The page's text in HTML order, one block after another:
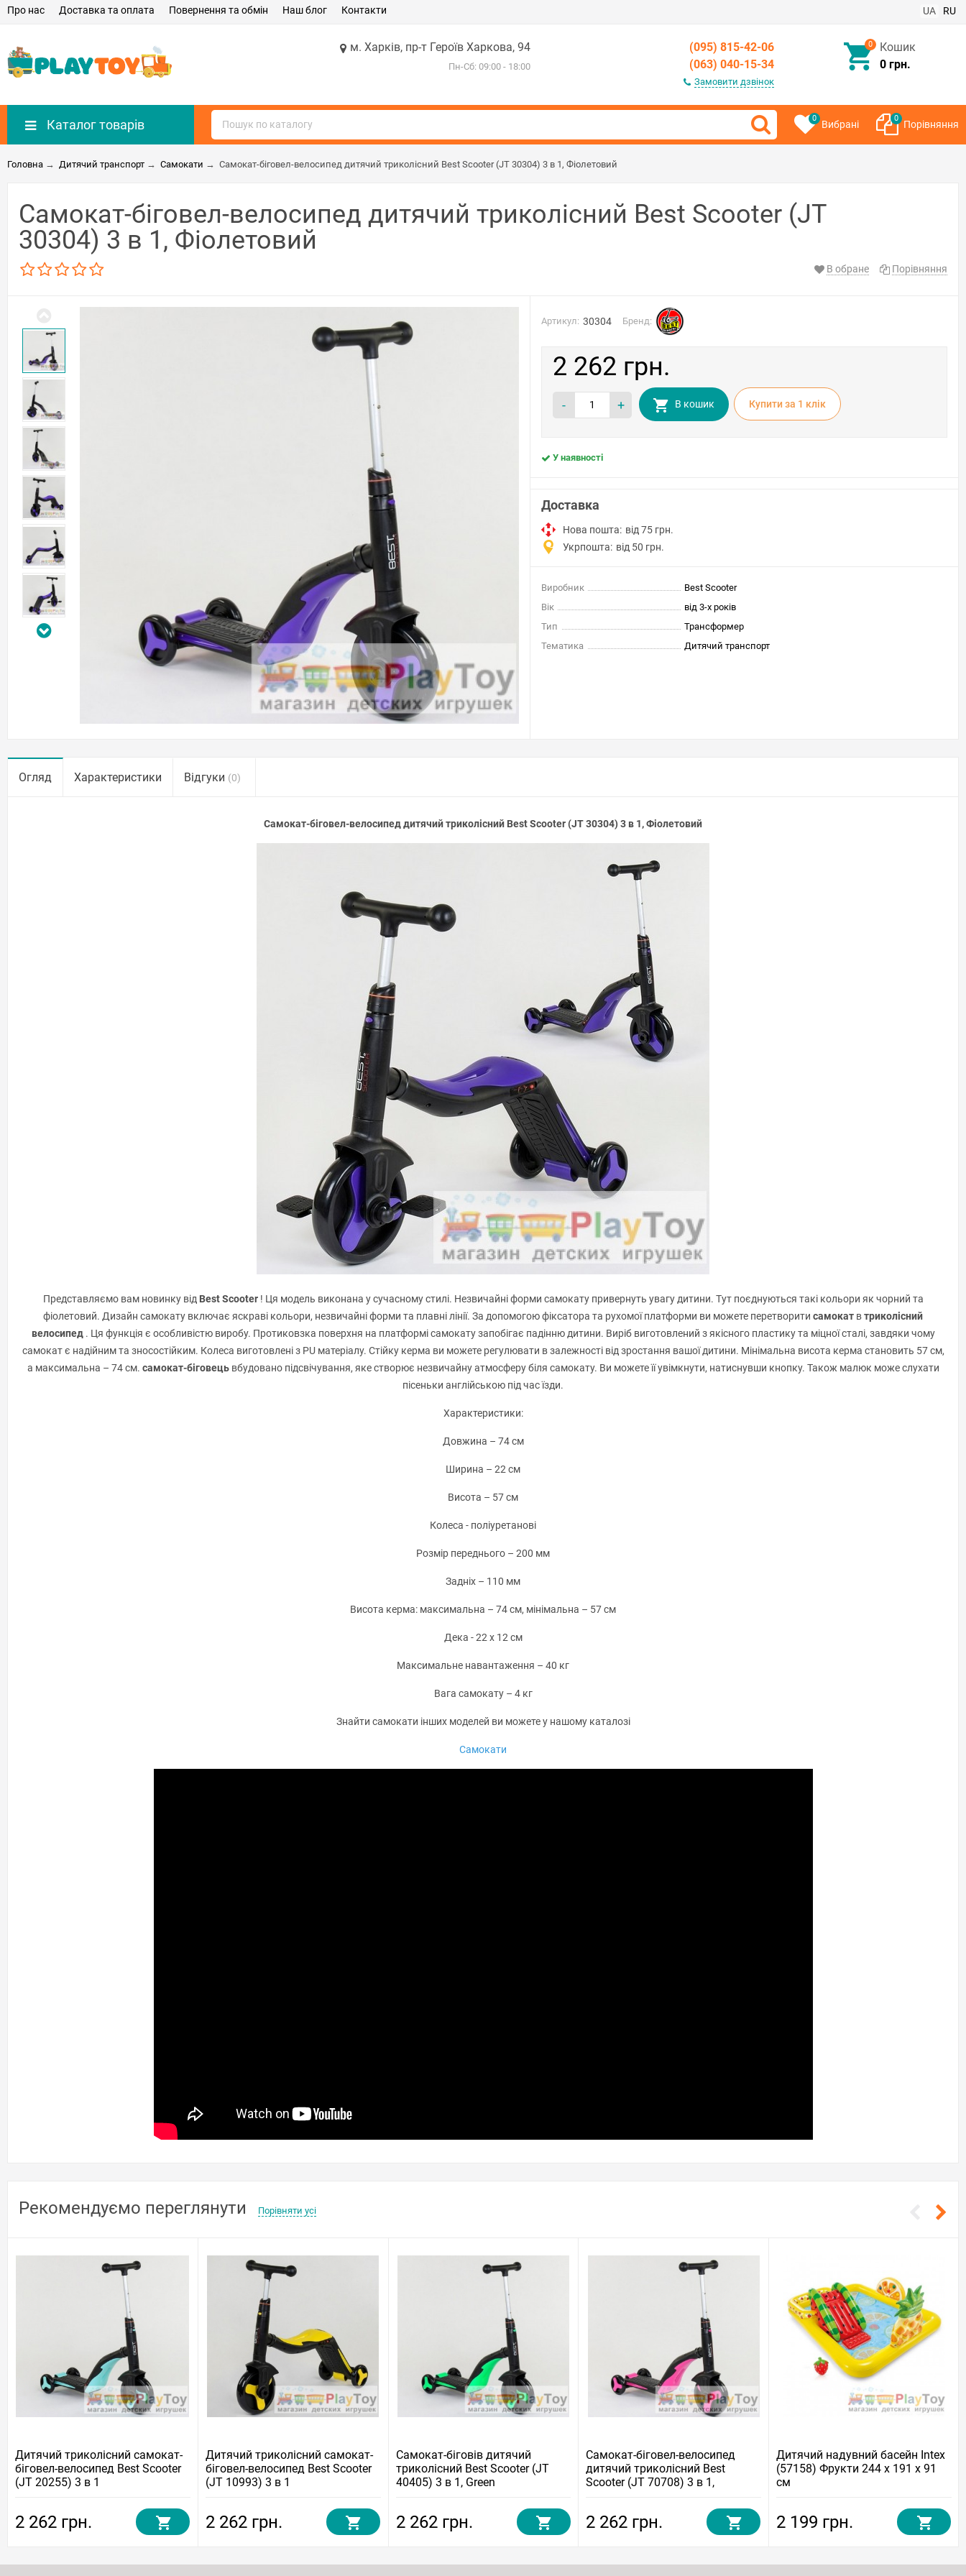
UA RU
Про нас Доставка та оплата Повернення та обмін Наш блог Контакти
м. Харків, пр-т Героїв Харкова, 94
Пн-Сб: 09:00 - 18:00
(095) 815-42-06
(063) 040-15-34
Замовити дзвінок
0
Кошик
0 грн.
Каталог товарів 0 Вибрані 0 Порівняння
Головна → Дитячий транспорт → Самокати → Самокат-біговел-велосипед дитячий триколісний Best Scooter (JT 30304) 3 в 1, Фіолетовий
Самокат-біговел-велосипед дитячий триколісний Best Scooter (JT
30304) 3 в 1, Фіолетовий
В обране Порівняння
Артикул: 30304 Бренд:
2 262 грн.
- + В кошик Купити за 1 клiк
У наявності
Доставка
Нова пошта: від 75 грн.
Укрпошта: від 50 грн.
Виробник
Best Scooter
Вік
від 3-х років
Тип
Трансформер
Тематика
Дитячий транспорт
Огляд Характеристики Відгуки (0)
Самокат-біговел-велосипед дитячий триколісний Best Scooter (JT 30304) 3 в 1, Фіолетовий
Представляємо вам новинку від Best Scooter! Ця модель виконана у сучасному стилі. Незвичайні форми самокату привернуть увагу дитини. Тут поєднуються такі кольори як чорний та
фіолетовий. Дизайн самокату включає яскраві кольори, незвичайні форми та плавні лінії. За допомогою фіксатора та рухомої платформи ви можете перетворити самокат втриколісний
велосипед. Ця функція є особливістю виробу. Протиковзка поверхня на платформі самокату запобігає падінню дитини. Виріб виготовлений з якісного пластику та міцної сталі, завдяки чому
самокат є надійним та зносостійким. Колеса виготовлені з PU матеріалу. Стійку керма ви можете регулювати в залежності від зростання вашої дитини. Мінімальна висота керма становить 57 см,
а максимальна – 74 см. самокат-біговецьвбудовано підсвічування, яке створює незвичайну атмосферу біля самокату. Ви можете її увімкнути, натиснувши кнопку. Також малюк може слухати
пісеньки англійською під час їзди.
Характеристики:
Довжина – 74 см
Ширина – 22 см
Висота – 57 см
Колеса - поліуретанові
Розмір переднього – 200 мм
Задніх – 110 мм
Висота керма: максимальна – 74 см, мінімальна – 57 см
Дека - 22 х 12 см
Максимальне навантаження – 40 кг
Вага самокату – 4 кг
Знайти самокати інших моделей ви можете у нашому каталозі
Самокати
Рекомендуємо переглянути Порівняти усі
Дитячий триколісний самокат-
біговел-велосипед Best Scooter
(JT 20255) 3 в 1
2 262 грн.
Дитячий триколісний самокат-
біговел-велосипед Best Scooter
(JT 10993) 3 в 1
2 262 грн.
Самокат-біговів дитячий
триколісний Best Scooter (JT
40405) 3 в 1, Green
2 262 грн.
Самокат-біговел-велосипед
дитячий триколісний Best
Scooter (JT 70708) 3 в 1,
2 262 грн.
Дитячий надувний басейн Intex
(57158) Фрукти 244 х 191 x 91
см
2 199 грн.